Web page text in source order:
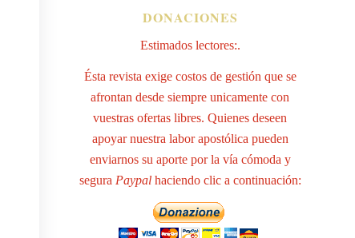
DONACIONES
Estimados lectores:.
Ésta revista exige costos de gestión que se
afrontan desde siempre unicamente con
vuestras ofertas libres. Quienes deseen
apoyar nuestra labor apostólica pueden
enviarnos su aporte por la vía cómoda y
segura Paypalhaciendo clic a continuación: